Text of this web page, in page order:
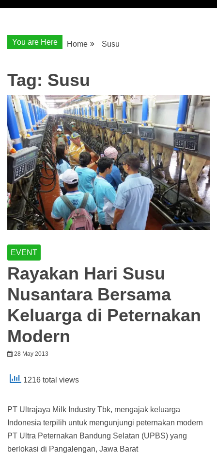
You are Here Home Susu
Tag: Susu
EVENT
Rayakan Hari Susu
Nusantara Bersama
Keluarga di Peternakan
Modern
28 May 2013
1216 total views
PT Ultrajaya Milk Industry Tbk, mengajak keluarga
Indonesia terpilih untuk mengunjungi peternakan modern
PT Ultra Peternakan Bandung Selatan (UPBS) yang
berlokasi di Pangalengan, Jawa Barat